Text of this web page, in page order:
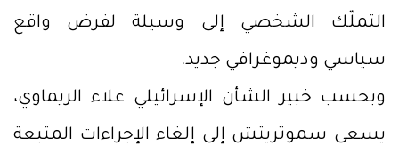
التملّك الشخصي إلى وسيلة لفرض واقع
سياسي وديموغرافي جديد.
وبحسب خبير الشأن الإسرائيلي علاء الريماوي،
يسعى سموتريتش إلى إلغاء الإجراءات المتبعة